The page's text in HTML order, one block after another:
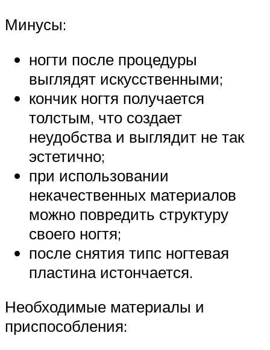
Минусы:
ногти после процедуры
выглядят искусственными;
кончик ногтя получается
толстым, что создает
неудобства и выглядит не так
эстетично;
при использовании
некачественных материалов
можно повредить структуру
своего ногтя;
после снятия типс ногтевая
пластина истончается.
Необходимые материалы и
приспособления: